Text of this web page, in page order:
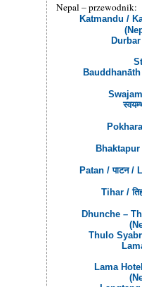
Nepal – przewodnik:
Katmandu /
Bauddhanāth
Patan / पाटन
Tihar /
Dhunche –
Thulo
Lama